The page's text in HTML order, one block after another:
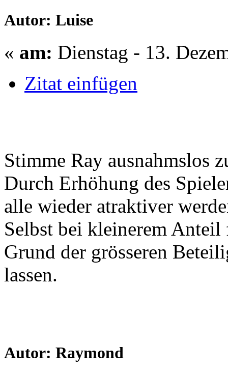
Autor: Luise
« am: Dienstag - 13.
Zitat einfügen
Stimme Ray ausnahmslos
Durch Erhöhung des
alle wieder atraktiver
Selbst bei kleinerem
Grund der grösseren
lassen.
Autor: Raymond